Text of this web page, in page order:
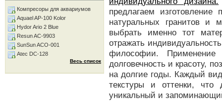
предлагаем
натуральных гранитов и
выбрать именно тот
отражать
философии. Применение
долговечность и красоту,
на долгие годы. Каждый
текстуры и оттенки, что
уникальный и
Компресоры для аквариумов
Aquael AP-100 Kolor
Hydor Ario 2 Blue
Resun AC-9903
SunSun ACO-001
Atec DC-128
Весь список